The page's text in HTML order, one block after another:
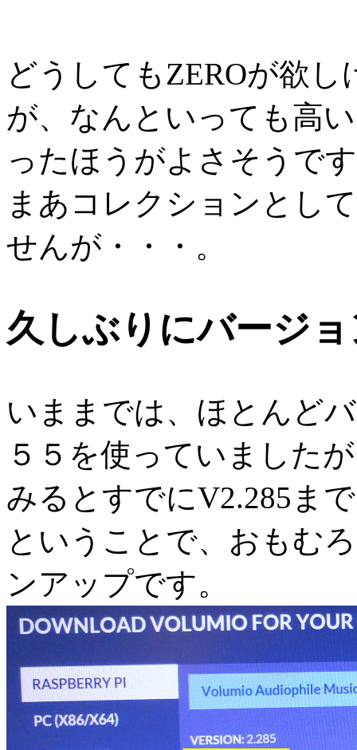
どうしてもZEROが欲
が、なんといっても高
ったほうがよさそうで
まあコレクションとし
せんが・・・。
久しぶりにバージ
いままでは、ほとんど
５５を使っていました
みるとすでにV2.285ま
ということで、おもむ
ンアップです。